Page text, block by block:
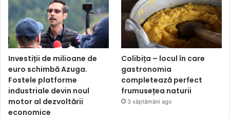
Investiții de milioane de
euro schimbă Azuga.
Fostele platforme
industriale devin noul
motor al dezvoltării
economice
Colibița – locul în care
gastronomia
completează perfect
frumusețea naturii
3 săptămâni ago